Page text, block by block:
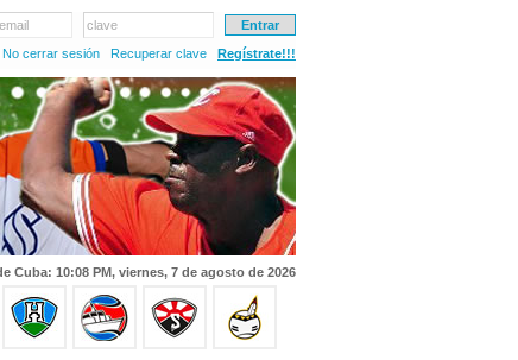
clave
No cerrar sesión
Recuperar clave Regístrate!!!
Cuba: 10:08 PM, viernes, 7 de agosto de 2026